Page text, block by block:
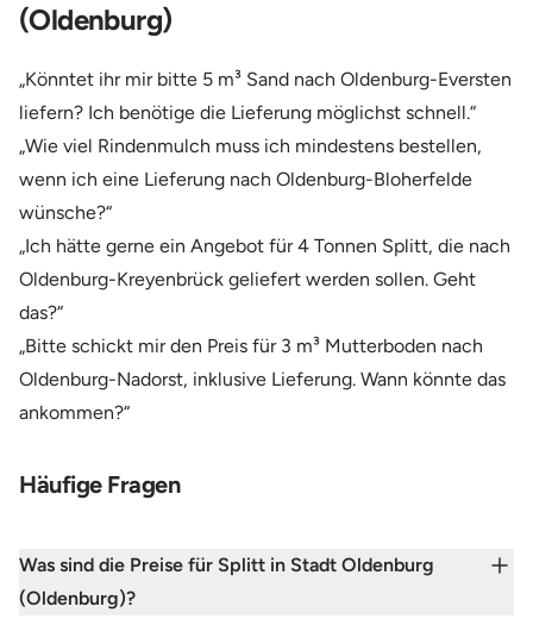
(Oldenburg)
„Könntet ihr mir bitte 5 m³ Sand nach Oldenburg-Eversten
liefern? Ich benötige die Lieferung möglichst schnell.“
„Wie viel Rindenmulch muss ich mindestens bestellen,
wenn ich eine Lieferung nach Oldenburg-Bloherfelde
wünsche?“
„Ich hätte gerne ein Angebot für 4 Tonnen Splitt, die nach
Oldenburg-Kreyenbrück geliefert werden sollen. Geht
das?“
„Bitte schickt mir den Preis für 3 m³ Mutterboden nach
Oldenburg-Nadorst, inklusive Lieferung. Wann könnte das
ankommen?“
Häufige Fragen
Was sind die Preise für Splitt in Stadt Oldenburg
(Oldenburg)?